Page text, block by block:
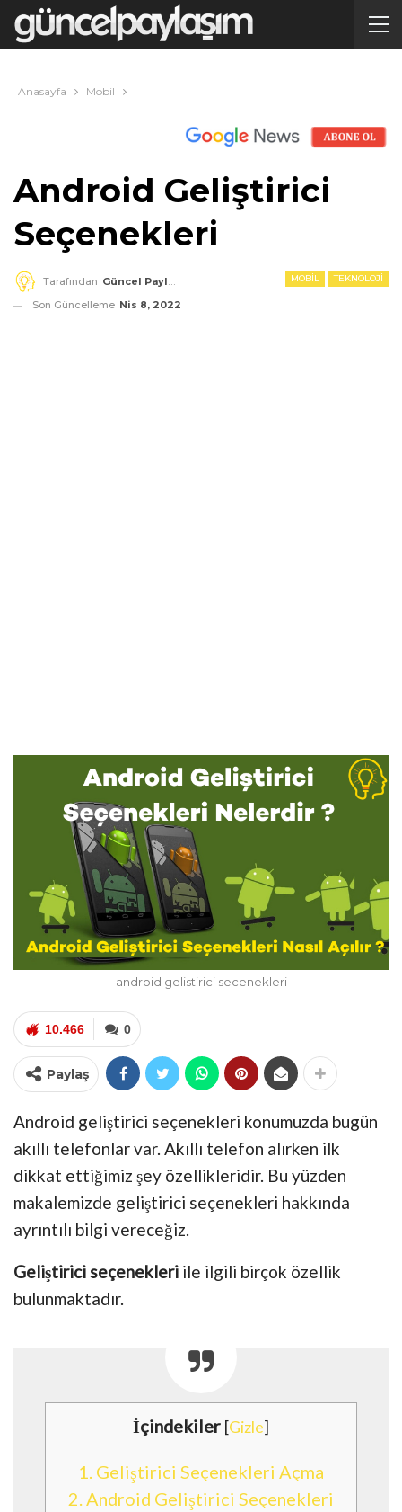
Anasayfa Mobil
Android Geliştirici
Seçenekleri
MOBIL TEKNOLOJI
Tarafından Güncel Paylaşım
Son Güncelleme Nis 8, 2022
android gelistirici secenekleri
0
10.466
Paylaş
Android geliştirici seçenekleri konumuzda bugün
akıllı telefonlar var. Akıllı telefon alırken ilk
dikkat ettiğimiz şey özellikleridir. Bu yüzden
makalemizde geliştirici seçenekleri hakkında
ayrıntılı bilgi vereceğiz.
Geliştirici seçenekleri ile ilgili birçok özellik
bulunmaktadır.
İçindekiler [Gizle]
1. Geliştirici Seçenekleri Açma
2. Android Geliştirici Seçenekleri